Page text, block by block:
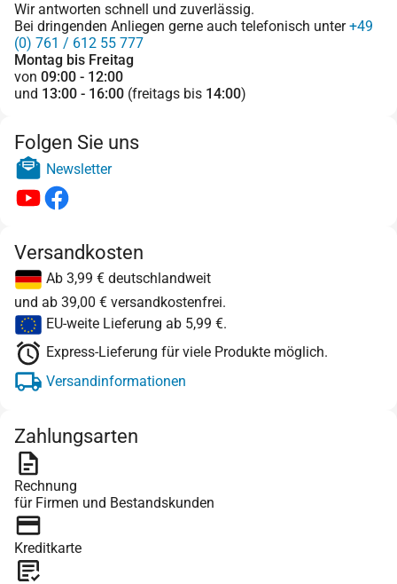
Wir antworten schnell und zuverlässig.
Bei dringenden Anliegen gerne auch telefonisch unter+49
(0) 761 / 612 55 777
Montag bis Freitag
von 09:00 - 12:00
und 13:00 - 16:00 (freitags bis 14:00)
Folgen Sie uns
Newsletter
Versandkosten
Ab 3,99 € deutschlandweit
und ab 39,00 € versandkostenfrei.
EU-weite Lieferung ab 5,99 €.
Express-Lieferung für viele Produkte möglich.
Versandinformationen
Zahlungsarten
Rechnung
für Firmen und Bestandskunden
Kreditkarte